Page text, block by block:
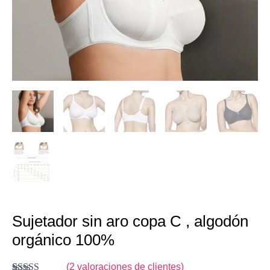
Sujetador sin aro copa C , algodón
orgánico 100%
(2 valoraciones de clientes)